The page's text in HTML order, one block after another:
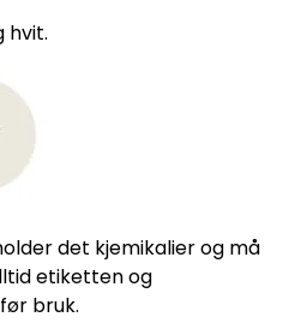
hvit.
det kjemikalier og må
etiketten og
bruk.